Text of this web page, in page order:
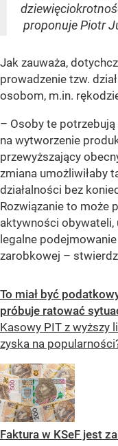
proponuje Piotr
Jak zauważa,
prowadzenie tzw.
osobom, m.in.
– Osoby te
na wytworzenie
przewyższający
zmiana umożliwiłaby
działalności bez
Rozwiązanie to może
aktywności
legalne
zarobkowej –
To miał być
próbuje ratować
Kasowy PIT z wyższy
zyska na
Faktura w KSeF jest